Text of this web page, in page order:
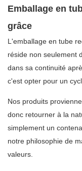
Emballage en
grâce
L'emballage en tube
réside non seulement
dans sa continuité
c'est opter pour un
Nos produits
donc retourner à la
simplement un
notre philosophie de
valeurs.